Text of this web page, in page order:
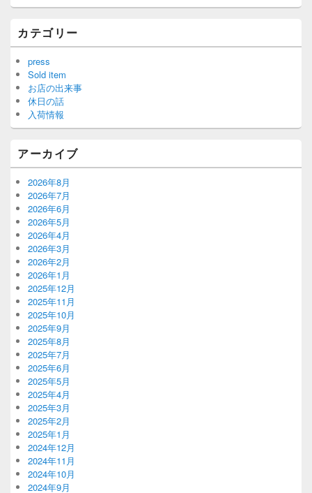
カテゴリー
press
Sold item
お店の出来事
休日の話
入荷情報
アーカイブ
2026年8月
2026年7月
2026年6月
2026年5月
2026年4月
2026年3月
2026年2月
2026年1月
2025年12月
2025年11月
2025年10月
2025年9月
2025年8月
2025年7月
2025年6月
2025年5月
2025年4月
2025年3月
2025年2月
2025年1月
2024年12月
2024年11月
2024年10月
2024年9月